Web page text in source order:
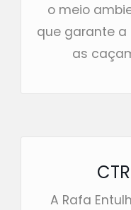
o meio
que garante a
as
A Rafa